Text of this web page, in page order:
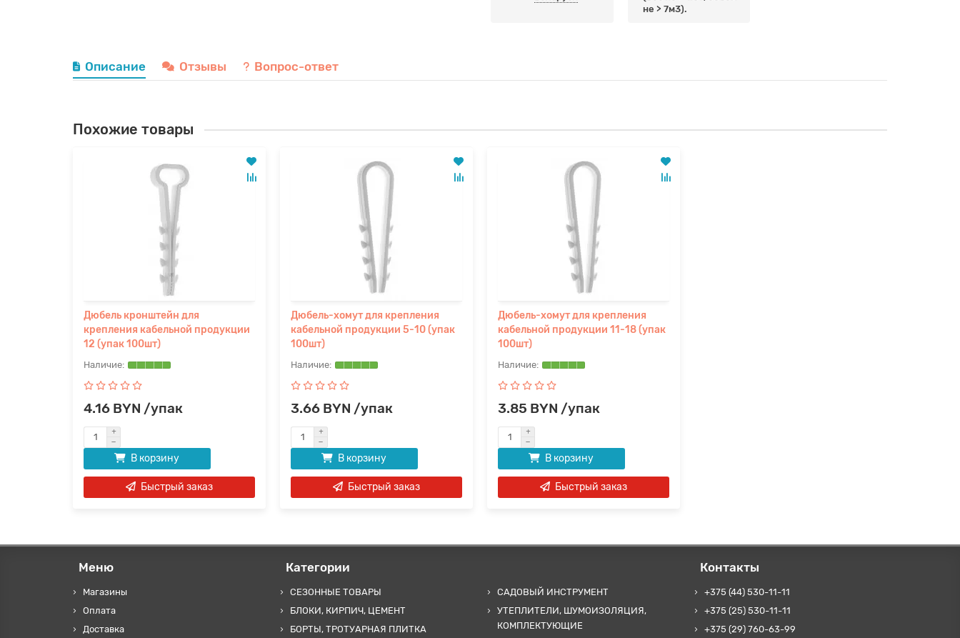
не > 7м3).
Описание Отзывы Вопрос-ответ
Похожие товары
Дюбель кронштейн для
крепления кабельной продукции
12 (упак 100шт)
4.16 BYN /упак
В корзину
Быстрый заказ
Дюбель-хомут для крепления
кабельной продукции 5-10 (упак
100шт)
3.66 BYN /упак
В корзину
Быстрый заказ
Дюбель-хомут для крепления
кабельной продукции 11-18 (упак
100шт)
3.85 BYN /упак
В корзину
Быстрый заказ
Меню
Магазины
Оплата
Доставка
Категории
СЕЗОННЫЕ ТОВАРЫ
БЛОКИ, КИРПИЧ, ЦЕМЕНТ
БОРТЫ, ТРОТУАРНАЯ ПЛИТКА
САДОВЫЙ ИНСТРУМЕНТ
УТЕПЛИТЕЛИ, ШУМОИЗОЛЯЦИЯ,
КОМПЛЕКТУЮЩИЕ
Контакты
+375 (44) 530-11-11
+375 (25) 530-11-11
+375 (29) 760-63-99